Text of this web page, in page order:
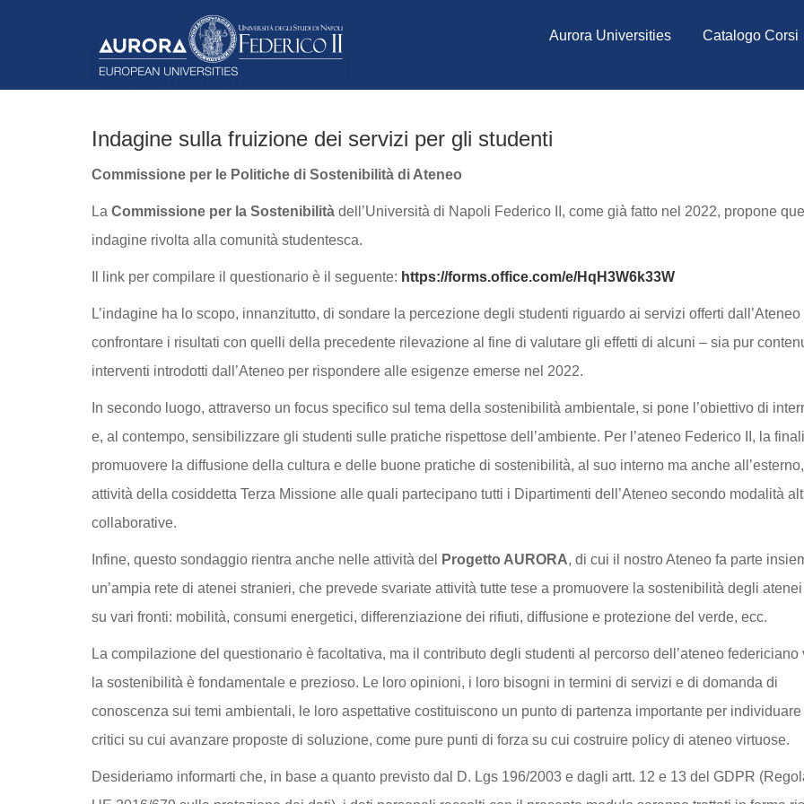
Aurora Universities Catalogo Corsi
Indagine sulla fruizione dei servizi per gli studenti
Commissione per le Politiche di Sostenibilità di Ateneo
La Commissione per la Sostenibilità dell’Università di Napoli Federico II, come già fatto nel 2022, propone
indagine rivolta alla comunità studentesca.
Il link per compilare il questionario è il seguente: https://forms.office.com/e/HqH3W6k33W
L’indagine ha lo scopo, innanzitutto, di sondare la percezione degli studenti riguardo ai servizi offerti dall’Ateneo
confrontare i risultati con quelli della precedente rilevazione al fine di valutare gli effetti di alcuni – sia pur
interventi introdotti dall’Ateneo per rispondere alle esigenze emerse nel 2022.
In secondo luogo, attraverso un focus specifico sul tema della sostenibilità ambientale, si pone l’obiettivo di
e, al contempo, sensibilizzare gli studenti sulle pratiche rispettose dell’ambiente. Per l’ateneo Federico II, la
promuovere la diffusione della cultura e delle buone pratiche di sostenibilità, al suo interno ma anche
attività della cosiddetta Terza Missione alle quali partecipano tutti i Dipartimenti dell’Ateneo secondo modalità
collaborative.
Infine, questo sondaggio rientra anche nelle attività del Progetto AURORA, di cui il nostro Ateneo fa parte
un’ampia rete di atenei stranieri, che prevede svariate attività tutte tese a promuovere la sostenibilità degli
su vari fronti: mobilità, consumi energetici, differenziazione dei rifiuti, diffusione e protezione del verde, ecc.
La compilazione del questionario è facoltativa, ma il contributo degli studenti al percorso dell’ateneo federiciano
la sostenibilità è fondamentale e prezioso. Le loro opinioni, i loro bisogni in termini di servizi e di domanda di
conoscenza sui temi ambientali, le loro aspettative costituiscono un punto di partenza importante per
critici su cui avanzare proposte di soluzione, come pure punti di forza su cui costruire policy di ateneo virtuose.
Desideriamo informarti che, in base a quanto previsto dal D. Lgs 196/2003 e dagli artt. 12 e 13 del GDPR